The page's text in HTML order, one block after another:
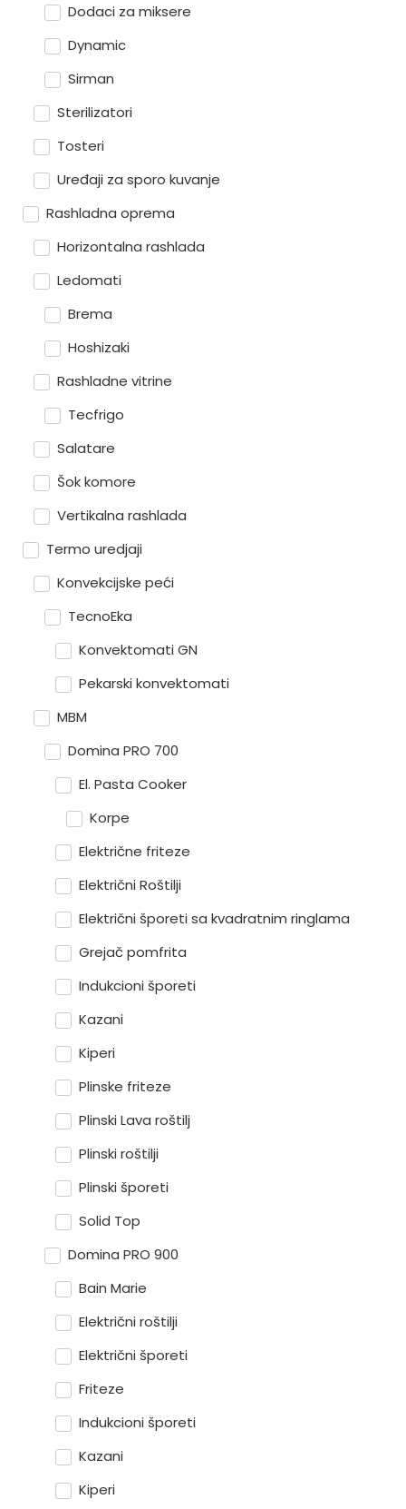
Dodaci za miksere
Dynamic
Sirman
Sterilizatori
Tosteri
Uređaji za sporo kuvanje
Rashladna oprema
Horizontalna rashlada
Ledomati
Brema
Hoshizaki
Rashladne vitrine
Tecfrigo
Salatare
Šok komore
Vertikalna rashlada
Termo uredjaji
Konvekcijske peći
TecnoEka
Konvektomati GN
Pekarski konvektomati
MBM
Domina PRO 700
El. Pasta Cooker
Korpe
Električne friteze
Električni Roštilji
Električni šporeti sa kvadratnim ringlama
Grejač pomfrita
Indukcioni šporeti
Kazani
Kiperi
Plinske friteze
Plinski Lava roštilj
Plinski roštilji
Plinski šporeti
Solid Top
Domina PRO 900
Bain Marie
Električni roštilji
Električni šporeti
Friteze
Indukcioni šporeti
Kazani
Kiperi